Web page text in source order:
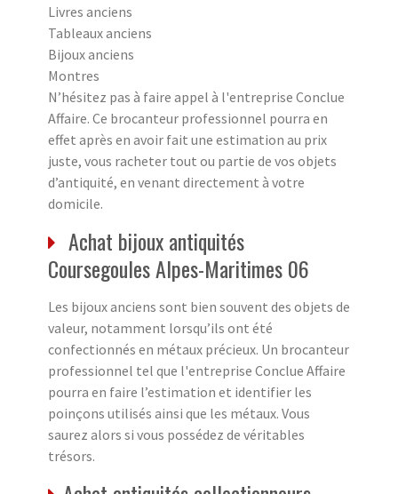
Livres anciens
Tableaux anciens
Bijoux anciens
Montres
N’hésitez pas à faire appel à l'entreprise Conclue
Affaire. Ce brocanteur professionnel pourra en
effet après en avoir fait une estimation au prix
juste, vous racheter tout ou partie de vos objets
d’antiquité, en venant directement à votre
domicile.
Achat bijoux antiquités
Coursegoules Alpes-Maritimes 06
Les bijoux anciens sont bien souvent des objets de
valeur, notamment lorsqu’ils ont été
confectionnés en métaux précieux. Un brocanteur
professionnel tel que l'entreprise Conclue Affaire
pourra en faire l’estimation et identifier les
poinçons utilisés ainsi que les métaux. Vous
saurez alors si vous possédez de véritables
trésors.